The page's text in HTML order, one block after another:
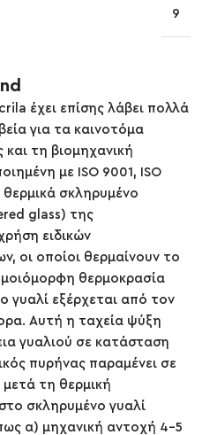
9
έχει επίσης λάβει πολλά
για τα καινοτόμα
και τη βιομηχανική
με ISO 9001, ISO
θερμικά σκληρυμένο
glass) της
ειδικών
οι οποίοι θερμαίνουν το
θερμοκρασία
γυαλί εξέρχεται από τον
Αυτή η ταχεία ψύξη
γυαλιού σε κατάσταση
πυρήνας παραμένει σε
τη θερμική
σκληρυμένο γυαλί
α) μηχανική αντοχή 4-5